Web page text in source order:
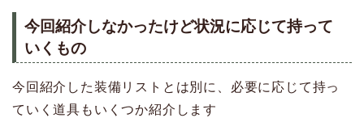
今回紹介しなかったけど状況に応じて持って
いくもの
今回紹介した装備リストとは別に、必要に応じて持っ
ていく道具もいくつか紹介します